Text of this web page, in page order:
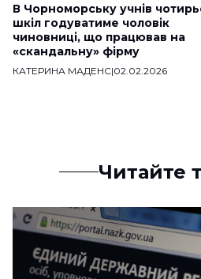
В Чорноморську учнів
шкіл годуватиме чоловік
чиновниці, що працював на
«скандальну» фірму
КАТЕРИНА МАДЕНС|02.02.2026
Читайте